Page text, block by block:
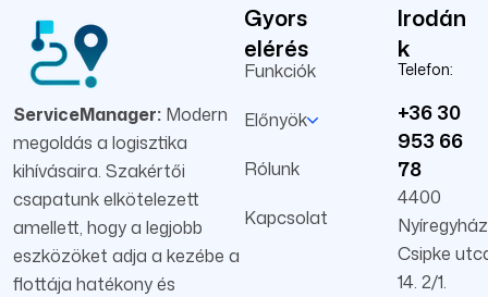
ServiceManager: Modern
megoldás a logisztika
kihívásaira. Szakértői
csapatunk elkötelezett
amellett, hogy a legjobb
eszközöket adja a kezébe a
flottája hatékony és
Gyors
elérés
Funkciók
Előnyök
Rólunk
Kapcsolat
Irodán
k
Telefon:
+36 30
953 66
78
4400
Csipke
14. 2/1.